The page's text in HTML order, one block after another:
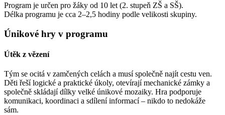
Program je určen pro žáky od 10 let (2. stupeň ZŠ a SŠ).
Délka programu je cca 2–2,5 hodiny podle velikosti skupiny.
Únikové hry v programu
Útěk z vězení
Tým se ocitá v zamčených celách a musí společně najít cestu ven.
Děti řeší logické a praktické úkoly, otevírají mechanické zámky a
společně skládají dílky velké únikové mozaiky. Hra podporuje
komunikaci, koordinaci a sdílení informací – nikdo to nedokáže
sám.